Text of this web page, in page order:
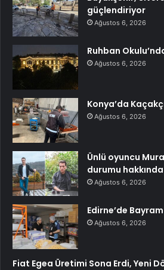
güçlendiriyor
Ağustos 6, 2026
Ruhban
Ağustos 6, 2026
Konya’da
Ağustos 6, 2026
Ünlü oyuncu
durumu
Ağustos 6, 2026
Edirne’de
Ağustos 6, 2026
Fiat Egea Üretimi Sona Erdi, Yeni